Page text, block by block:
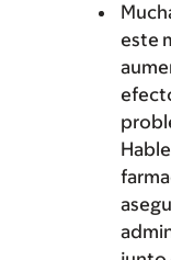
este